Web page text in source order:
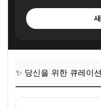
✨ 당신을 위한 큐레이션